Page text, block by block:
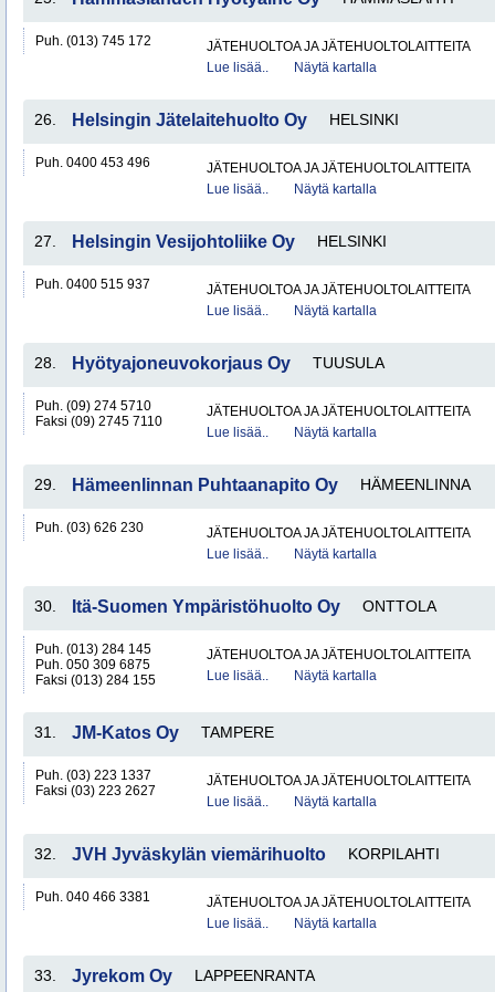
Puh. (013) 745 172
JÄTEHUOLTOA JA JÄTEHUOLTOLAITTEITA
Lue lisää..
Näytä kartalla
26. Helsingin Jätelaitehuolto Oy HELSINKI
Puh. 0400 453 496
JÄTEHUOLTOA JA JÄTEHUOLTOLAITTEITA
Lue lisää..
Näytä kartalla
27. Helsingin Vesijohtoliike Oy HELSINKI
Puh. 0400 515 937
JÄTEHUOLTOA JA JÄTEHUOLTOLAITTEITA
Lue lisää..
Näytä kartalla
28. Hyötyajoneuvokorjaus Oy TUUSULA
Puh. (09) 274 5710
Faksi (09) 2745 7110
JÄTEHUOLTOA JA JÄTEHUOLTOLAITTEITA
Lue lisää..
Näytä kartalla
29. Hämeenlinnan Puhtaanapito Oy HÄMEENLINNA
Puh. (03) 626 230
JÄTEHUOLTOA JA JÄTEHUOLTOLAITTEITA
Lue lisää..
Näytä kartalla
30. Itä-Suomen Ympäristöhuolto Oy ONTTOLA
Puh. (013) 284 145
Puh. 050 309 6875
Faksi (013) 284 155
JÄTEHUOLTOA JA JÄTEHUOLTOLAITTEITA
Lue lisää..
Näytä kartalla
31. JM-Katos Oy TAMPERE
Puh. (03) 223 1337
Faksi (03) 223 2627
JÄTEHUOLTOA JA JÄTEHUOLTOLAITTEITA
Lue lisää..
Näytä kartalla
32. JVH Jyväskylän viemärihuolto KORPILAHTI
Puh. 040 466 3381
JÄTEHUOLTOA JA JÄTEHUOLTOLAITTEITA
Lue lisää..
Näytä kartalla
33. Jyrekom Oy LAPPEENRANTA